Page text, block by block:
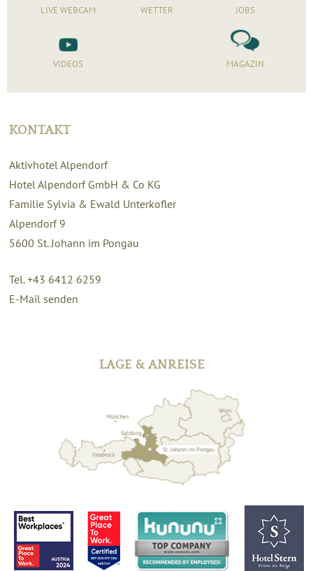
LIVE WEBCAM WETTER JOBS
VIDEOS MAGAZIN
KONTAKT
Aktivhotel Alpendorf
Hotel Alpendorf GmbH & Co KG
Familie Sylvia & Ewald Unterkofler
Alpendorf 9
5600 St. Johann im Pongau
Tel. +43 6412 6259
E-Mail senden
LAGE & ANREISE